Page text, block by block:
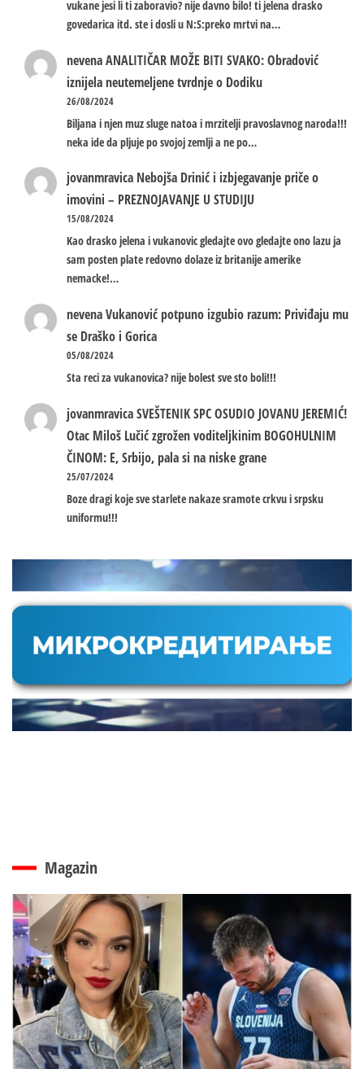
vukane jesi li ti zaboravio? nije davno bilo! ti jelena drasko
govedarica itd. ste i dosli u N:S:preko mrtvi na…
nevenaANALITIČAR MOŽE BITI SVAKO: Obradović
iznijela neutemeljene tvrdnje o Dodiku
26/08/2024
Biljana i njen muz sluge natoa i mrzitelji pravoslavnog naroda!!!
neka ide da pljuje po svojoj zemlji a ne po…
jovanmravica Nebojša Drinić i izbjegavanje priče o
imovini – PREZNOJAVANJE U STUDIJU
15/08/2024
Kao drasko jelena i vukanovic gledajte ovo gledajte ono lazu ja
sam posten plate redovno dolaze iz britanije amerike
nemacke!…
nevenaVukanović potpuno izgubio razum: Priviđaju mu
se Draško i Gorica
05/08/2024
Sta reci za vukanovica? nije bolest sve sto boli!!!
jovanmravicaSVEŠTENIK SPC OSUDIO JOVANU JEREMIĆ!
Otac Miloš Lučić zgrožen voditeljkinim BOGOHULNIM
ČINOM: E, Srbijo, pala si na niske grane
25/07/2024
Boze dragi koje sve starlete nakaze sramote crkvu i srpsku
uniformu!!!
Magazin